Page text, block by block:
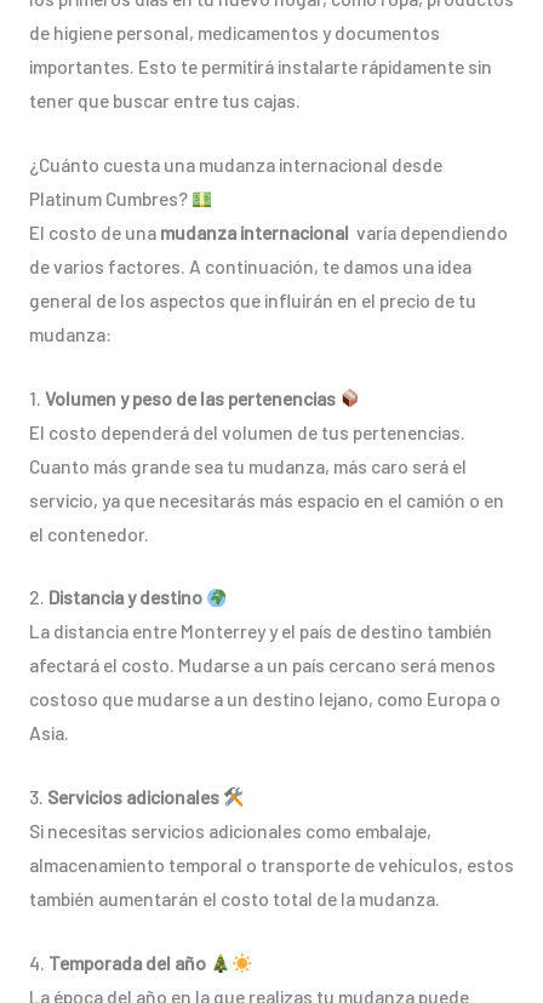
de higiene personal, medicamentos y documentos
importantes. Esto te permitirá instalarte rápidamente sin
tener que buscar entre tus cajas.
¿Cuánto cuesta una mudanza internacional desde
Platinum Cumbres?
El costo de una mudanza internacional varía dependiendo
de varios factores. A continuación, te damos una idea
general de los aspectos que influirán en el precio de tu
mudanza:
1. Volumen y peso de las pertenencias
El costo dependerá del volumen de tus pertenencias.
Cuanto más grande sea tu mudanza, más caro será el
servicio, ya que necesitarás más espacio en el camión o en
el contenedor.
2. Distancia y destino
La distancia entre Monterrey y el país de destino también
afectará el costo. Mudarse a un país cercano será menos
costoso que mudarse a un destino lejano, como Europa o
Asia.
3. Servicios adicionales
Si necesitas servicios adicionales como embalaje,
almacenamiento temporal o transporte de vehículos, estos
también aumentarán el costo total de la mudanza.
4. Temporada del año
La época del año en la que realizas tu mudanza puede